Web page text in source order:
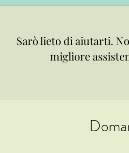
Sarò lieto di aiutarti.
migliore